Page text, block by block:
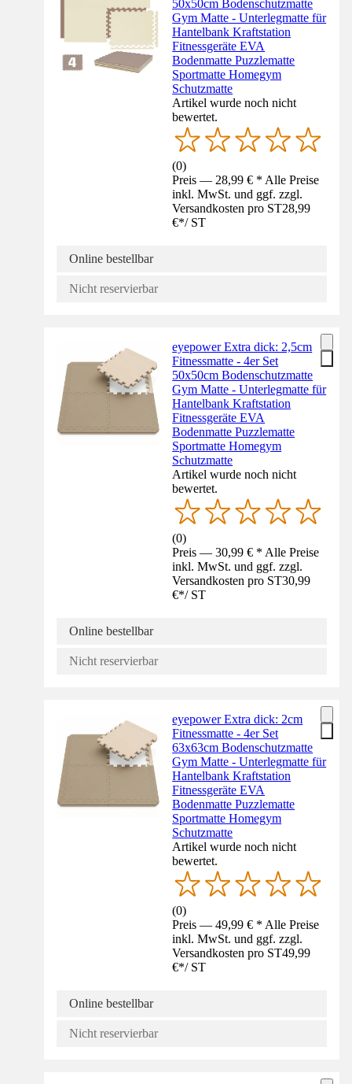
50x50cm Bodenschutzmatte
Gym Matte - Unterlegmatte für
Hantelbank Kraftstation
Fitnessgeräte EVA
Bodenmatte Puzzlematte
Sportmatte Homegym
Schutzmatte
Artikel wurde noch nicht
bewertet.
(0)
Preis — 28,99 € * Alle Preise
inkl. MwSt. und ggf. zzgl.
Versandkosten pro ST28,99
€*/ ST
Online bestellbar
Nicht reservierbar
eyepower Extra dick: 2,5cm
Fitnessmatte - 4er Set
50x50cm Bodenschutzmatte
Gym Matte - Unterlegmatte für
Hantelbank Kraftstation
Fitnessgeräte EVA
Bodenmatte Puzzlematte
Sportmatte Homegym
Schutzmatte
Artikel wurde noch nicht
bewertet.
(0)
Preis — 30,99 € * Alle Preise
inkl. MwSt. und ggf. zzgl.
Versandkosten pro ST30,99
€*/ ST
Online bestellbar
Nicht reservierbar
eyepower Extra dick: 2cm
Fitnessmatte - 4er Set
63x63cm Bodenschutzmatte
Gym Matte - Unterlegmatte für
Hantelbank Kraftstation
Fitnessgeräte EVA
Bodenmatte Puzzlematte
Sportmatte Homegym
Schutzmatte
Artikel wurde noch nicht
bewertet.
(0)
Preis — 49,99 € * Alle Preise
inkl. MwSt. und ggf. zzgl.
Versandkosten pro ST49,99
€*/ ST
Online bestellbar
Nicht reservierbar